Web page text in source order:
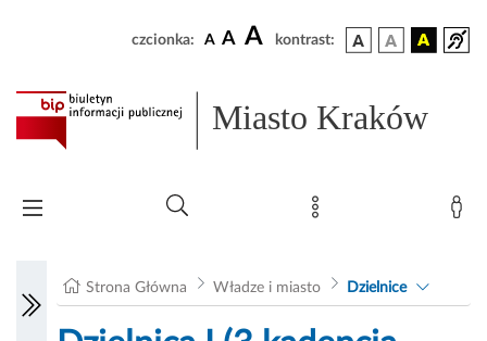
czcionka: A A A kontrast:
Miasto Kraków
Strona Główna Władze i miasto Dzielnice